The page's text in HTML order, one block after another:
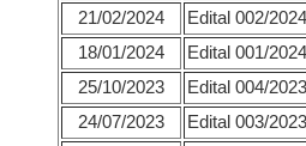
21/02/2024
Edital 002/
18/01/2024
Edital 001/
25/10/2023
Edital 004/
24/07/2023
Edital 003/